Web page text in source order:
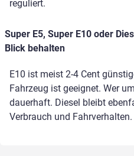
reguliert.
Super E5, Super E10 oder
Blick behalten
E10 ist meist 2-4 Cent
Fahrzeug ist geeignet. Wer
dauerhaft. Diesel bleibt
Verbrauch und Fahrverhalten.